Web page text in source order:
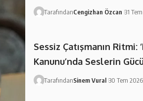
TarafındanCengizhan Özcan 31
Sessiz Çatışmanın Ritmi:
Kanunu’nda Seslerin
TarafındanSinem Vural 30 Tem 2026